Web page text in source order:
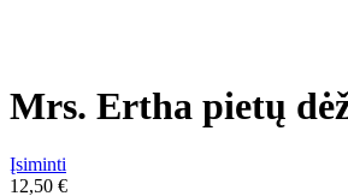
Mrs. Ertha pietų
Įsiminti
12,50 €